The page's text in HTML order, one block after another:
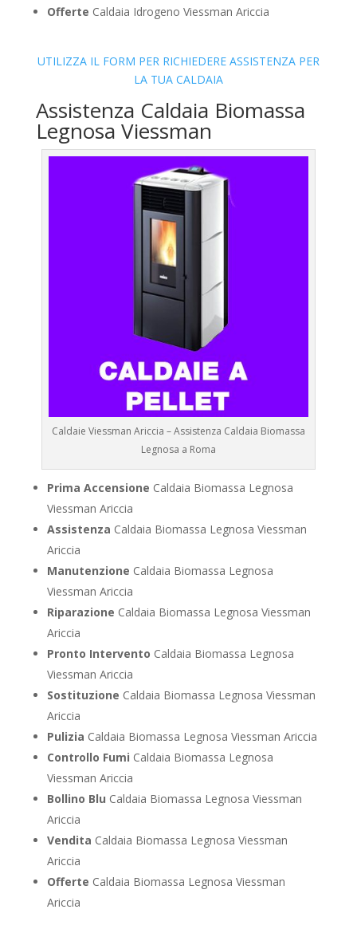
Offerte Caldaia Idrogeno Viessman Ariccia
UTILIZZA IL FORM PER RICHIEDERE ASSISTENZA PER
LA TUA CALDAIA
Assistenza Caldaia Biomassa
Legnosa Viessman
Caldaie Viessman Ariccia – Assistenza Caldaia Biomassa
Legnosa a Roma
Prima Accensione Caldaia Biomassa Legnosa
Viessman Ariccia
Assistenza Caldaia Biomassa Legnosa Viessman
Ariccia
Manutenzione Caldaia Biomassa Legnosa
Viessman Ariccia
Riparazione Caldaia Biomassa Legnosa Viessman
Ariccia
Pronto Intervento Caldaia Biomassa Legnosa
Viessman Ariccia
Sostituzione Caldaia Biomassa Legnosa Viessman
Ariccia
Pulizia Caldaia Biomassa Legnosa Viessman Ariccia
Controllo Fumi Caldaia Biomassa Legnosa
Viessman Ariccia
Bollino Blu Caldaia Biomassa Legnosa Viessman
Ariccia
Vendita Caldaia Biomassa Legnosa Viessman
Ariccia
Offerte Caldaia Biomassa Legnosa Viessman
Ariccia